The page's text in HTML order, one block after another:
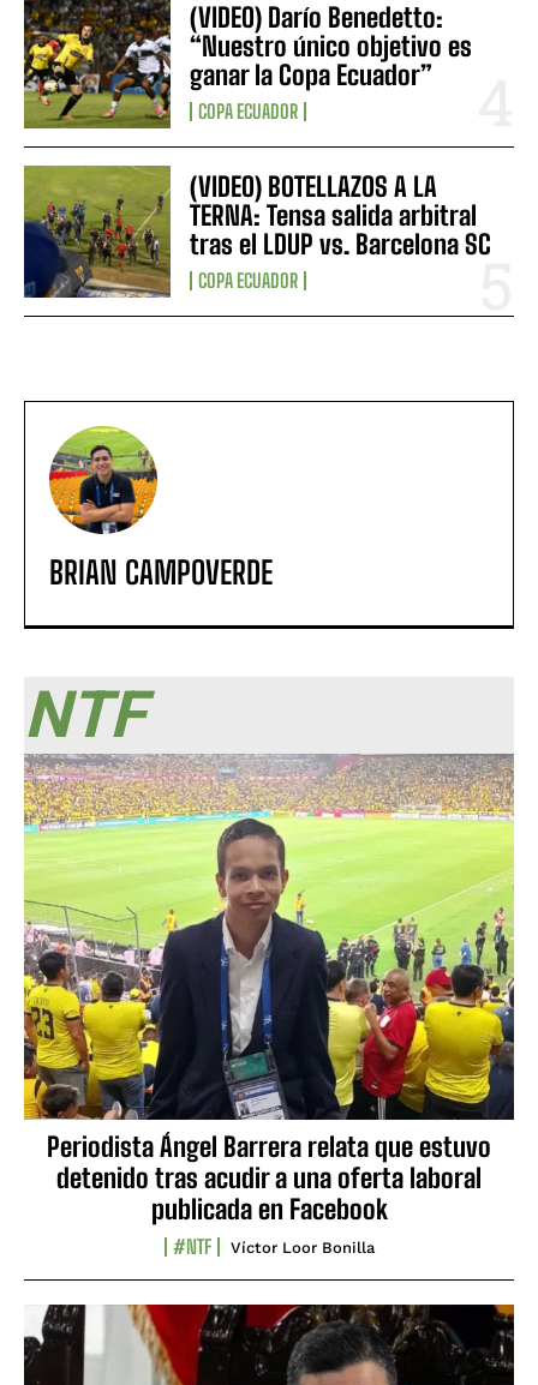
(VIDEO) Darío Benedetto:
“Nuestro único objetivo es
ganar la Copa Ecuador”
COPA ECUADOR
(VIDEO) BOTELLAZOS A LA
TERNA: Tensa salida arbitral
tras el LDUP vs. Barcelona SC
COPA ECUADOR
BRIAN CAMPOVERDE
NTF
Periodista Ángel Barrera relata que estuvo
detenido tras acudir a una oferta laboral
publicada en Facebook
#NTF Víctor Loor Bonilla